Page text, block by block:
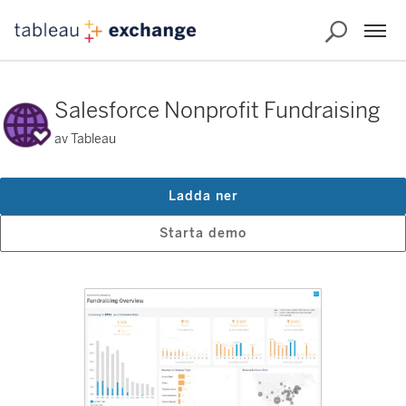
Salesforce Nonprofit Fundraising
av Tableau
Starta demo
Ladda ner